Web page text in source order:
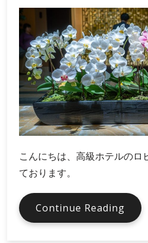
で：
プ
ロ
が
教
え
る
装
飾
の
秘
訣
こんにちは、高級ホテルのロ
ております。
Continue Reading
テ